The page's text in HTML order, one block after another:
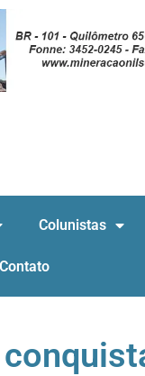
Colunistas
Contato